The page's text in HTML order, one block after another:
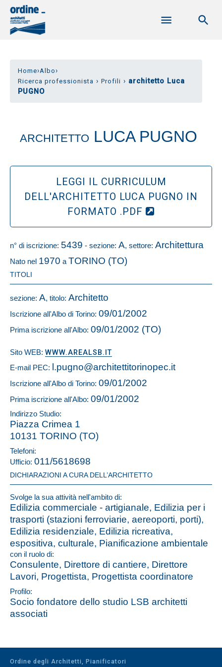
Home›Albo›
Ricerca professionista › Profili › architetto Luca
PUGNO
ARCHITETTO LUCA PUGNO
LEGGI IL CURRICULUM
DELL'ARCHITETTO LUCA PUGNO IN
FORMATO .PDF
n° di iscrizione: 5439 - sezione: A, settore: Architettura
Nato nel 1970 a TORINO (TO)
TITOLI
sezione: A, titolo: Architetto
Iscrizione all'Albo di Torino: 09/01/2002
Prima iscrizione all'Albo: 09/01/2002 (TO)
Sito WEB: WWW.AREALSB.IT
E-mail PEC: l.pugno@architettitorinopec.it
Iscrizione all'Albo di Torino: 09/01/2002
Prima iscrizione all'Albo: 09/01/2002
Indirizzo Studio:
Piazza Crimea 1
10131 TORINO (TO)
Telefoni:
Ufficio: 011/5618698
DICHIARAZIONI A CURA DELL’ARCHITETTO
Svolge la sua attività nell'ambito di:
Edilizia commerciale - artigianale, Edilizia per i
trasporti (stazioni ferroviarie, aereoporti, porti),
Edilizia residenziale, Edilizia ricreativa,
espositiva, culturale, Pianificazione ambientale
con il ruolo di:
Consulente, Direttore di cantiere, Direttore
Lavori, Progettista, Progettista coordinatore
Profilo:
Socio fondatore dello studio LSB architetti
associati
Ordine degli Architetti, Pianificatori